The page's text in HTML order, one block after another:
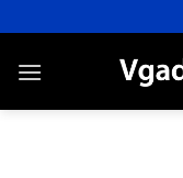
ไป
ยัง